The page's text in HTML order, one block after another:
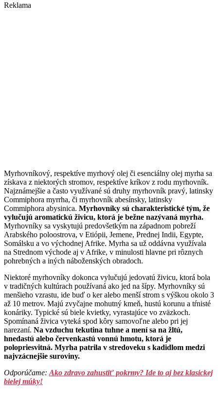
Reklama
Myrhovníkový, respektíve myrhový olej či esenciálny olej myrha sa
získava z niektorých stromov, respektíve kríkov z rodu myrhovník.
Najznámejšie a často využívané sú druhy myrhovník pravý, latinsky
Commiphora myrrha, či myrhovník abesínsky, latinsky
Commiphora abysinica. Myrhovníky sú charakteristické tým, že
vylučujú aromatickú živicu, ktorá je bežne nazývaná myrha.
Myrhovníky sa vyskytujú predovšetkým na západnom pobreží
Arabského poloostrova, v Etiópii, Jemene, Prednej Indii, Egypte,
Somálsku a vo východnej Afrike. Myrha sa už oddávna využívala
na Strednom východe aj v Afrike, v minulosti hlavne pri rôznych
pohrebných a iných náboženských obradoch.
Niektoré myrhovníky dokonca vylučujú jedovatú živicu, ktorá bola
v tradičných kultúrach používaná ako jed na šípy. Myrhovníky sú
menšieho vzrastu, ide buď o ker alebo menší strom s výškou okolo 3
až 10 metrov. Majú zvyčajne mohutný kmeň, hustú korunu a tŕnisté
konáriky. Typické sú biele kvietky, vyrastajúce vo zväzkoch.
Spomínaná živica vyteká spod kôry samovoľne alebo pri jej
narezaní. Na vzduchu tekutina tuhne a mení sa na žltú,
hnedastú alebo červenkastú vonnú hmotu, ktorá je
polopriesvitná. Myrha patrila v stredoveku s kadidlom medzi
najvzácnejšie suroviny.
Odporúčame: Ako zdravo zahustiť pokrmy? Ide to aj bez klasickej
bielej múky!